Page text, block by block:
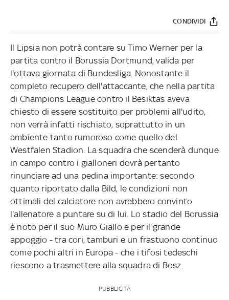
CONDIVIDI
Il Lipsia non potrà contare su Timo Werner per la
partita contro il Borussia Dortmund, valida per
l'ottava giornata di Bundesliga. Nonostante il
completo recupero dell'attaccante, che nella partita
di Champions League contro il Besiktas aveva
chiesto di essere sostituito per problemi all'udito,
non verrà infatti rischiato, soprattutto in un
ambiente tanto rumoroso come quello del
Westfalen Stadion. La squadra che scenderà dunque
in campo contro i gialloneri dovrà pertanto
rinunciare ad una pedina importante: secondo
quanto riportato dalla Bild, le condizioni non
ottimali del calciatore non avrebbero convinto
l'allenatore a puntare su di lui. Lo stadio del Borussia
è noto per il suo Muro Giallo e per il grande
appoggio - tra cori, tamburi e un frastuono continuo
come pochi altri in Europa - che i tifosi tedeschi
riescono a trasmettere alla squadra di Bosz.
PUBBLICITÀ